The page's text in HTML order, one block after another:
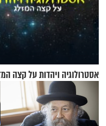
אסטרולוגיה ויהדות על קצה